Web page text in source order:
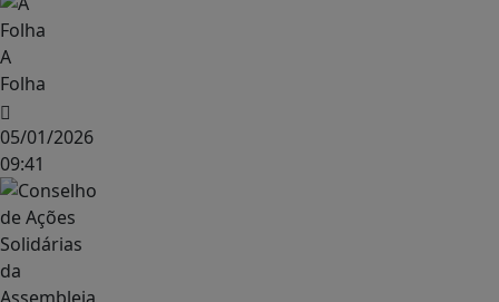
A
Folha
05/01/2026
09:41